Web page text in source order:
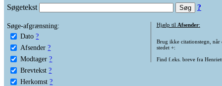
Søgetekst ?
Søge-afgrænsning:
Dato ?
Afsender ?
Modtager ?
Brevtekst ?
Herkomst ?
Hjælp til Afsender:
Brug ikke citationstegn, når
stedet +:
Find f.eks. breve fra